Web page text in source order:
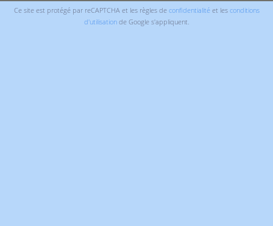
Ce site est protégé par reCAPTCHA et les règles de confidentialitéet les conditions
d'utilisationde Google s'appliquent.